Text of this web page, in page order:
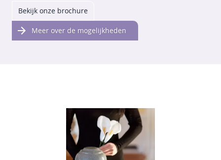
Bekijk onze brochure
Meer over de mogelijkheden